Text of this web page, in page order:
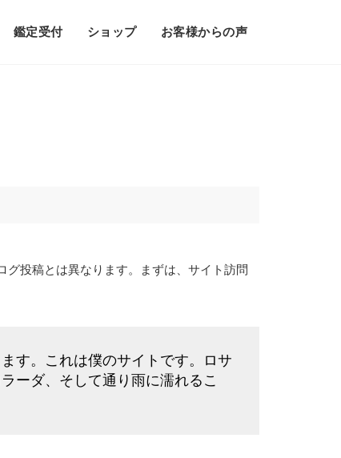
鑑定受付 ショップ お客様からの声
投稿とは異なります。まずは、サイト訪問
す。これは僕のサイトです。ロサ
ーダ、そして通り雨に濡れるこ